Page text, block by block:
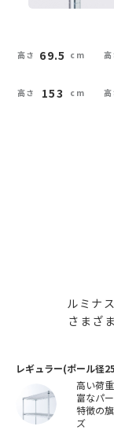
69.5
153
ルミナ
さまざ
レギュラー(ポール径
高い荷
富なパ
特徴の
ズ